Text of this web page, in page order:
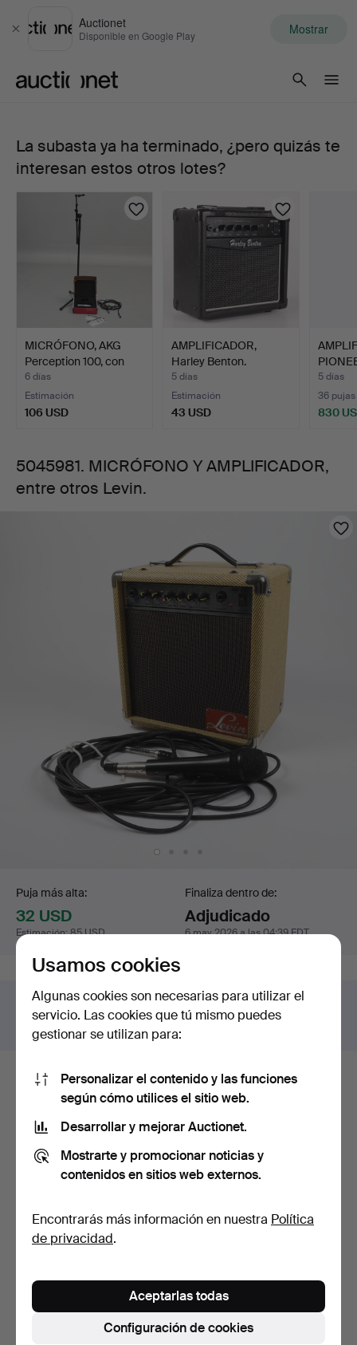
Cerrar
Auctionet
Disponible en Google Play Mostrar
MICRÓFONO
AMPLIFICADOR,
otros
Levin.
La subasta ya ha terminado, ¿pero quizás te
interesan estos otros lotes?
MICRÓFONO, AKG
Perception 100, con
soporte…
6 días
Estimación
106 USD
AMPLIFICADOR,
Harley Benton.
5 días
Estimación
43 USD
950.
5 días
36 pujas
830
5045981. MICRÓFONO Y AMPLIFICADOR,
entre otros Levin.
PujaPuja más alta:
32 USD
Estimación:85 USD
Finaliza dentro de:
Adjudicado
6 may 2026 a las 04:39 EDT
¿Tienes algún objeto similar para vender?
¡Solicita una estimación gratuita!
Histórico de pujas
5 may, 04:39
Descripción
Micrófono Okay DM-835S, longitud aprox. 18 cm
Cableado
Amplificador Levin Retro 10, aprox. 30 x 27 x 18 cm.
Informe de estado
Estado de uso, no probados.
Usamos cookies
Algunas cookies son necesarias para utilizar el
servicio. Las cookies que tú mismo puedes
gestionar se utilizan para:
Personalizar el contenido y las funciones
según cómo utilices el sitio web.
Desarrollar y mejorar Auctionet.
Mostrarte y promocionar noticias y
contenidos en sitios web externos.
Encontrarás más información en nuestra Política
de privacidad.
Configuración de cookies
Aceptarlas todas